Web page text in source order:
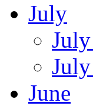
July
June